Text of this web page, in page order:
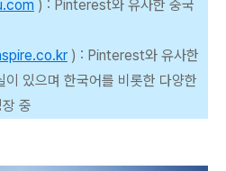
) : Pinterest와 유사한 중국
) : Pinterest와 유사한
있으며 한국어를 비롯한 다양한
중